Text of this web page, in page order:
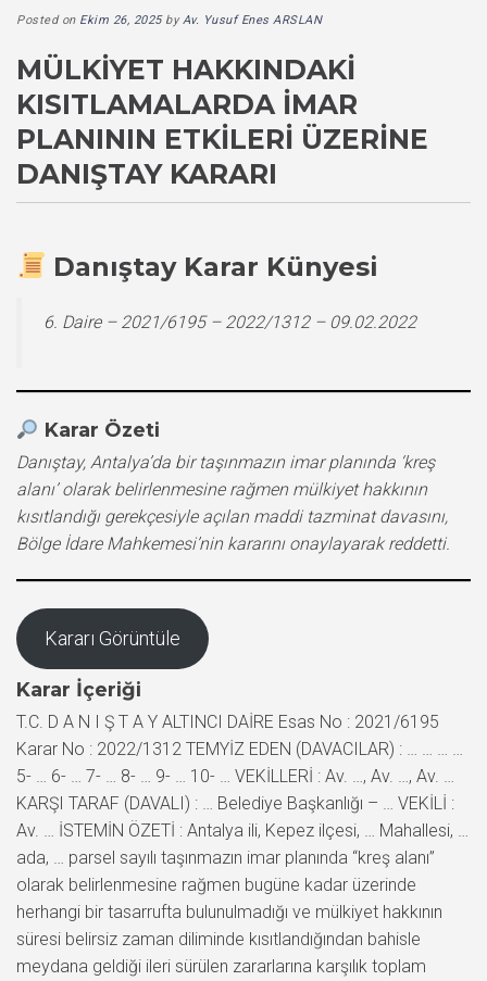
Posted on Ekim 26, 2025byAv. Yusuf Enes ARSLAN
MÜLKIYET HAKKINDAKI
KISITLAMALARDA İMAR
PLANININ ETKILERI ÜZERINE
DANIŞTAY KARARI
Danıştay Karar Künyesi
6. Daire – 2021/6195 – 2022/1312 – 09.02.2022
Karar Özeti
Danıştay, Antalya’da bir taşınmazın imar planında ‘kreş
alanı’ olarak belirlenmesine rağmen mülkiyet hakkının
kısıtlandığı gerekçesiyle açılan maddi tazminat davasını,
Bölge İdare Mahkemesi’nin kararını onaylayarak reddetti.
Kararı Görüntüle
Karar İçeriği
T.C. D A N I Ş T A Y ALTINCI DAİRE Esas No : 2021/6195
Karar No : 2022/1312 TEMYİZ EDEN (DAVACILAR) : … … … …
5- … 6- … 7- … 8- … 9- … 10- … VEKİLLERİ : Av. …, Av. …, Av. …
KARŞI TARAF (DAVALI) : … Belediye Başkanlığı – … VEKİLİ :
Av. … İSTEMİN ÖZETİ : Antalya ili, Kepez ilçesi, … Mahallesi, …
ada, … parsel sayılı taşınmazın imar planında “kreş alanı”
olarak belirlenmesine rağmen bugüne kadar üzerinde
herhangi bir tasarrufta bulunulmadığı ve mülkiyet hakkının
süresi belirsiz zaman diliminde kısıtlandığından bahisle
meydana geldiği ileri sürülen zararlarına karşılık toplam